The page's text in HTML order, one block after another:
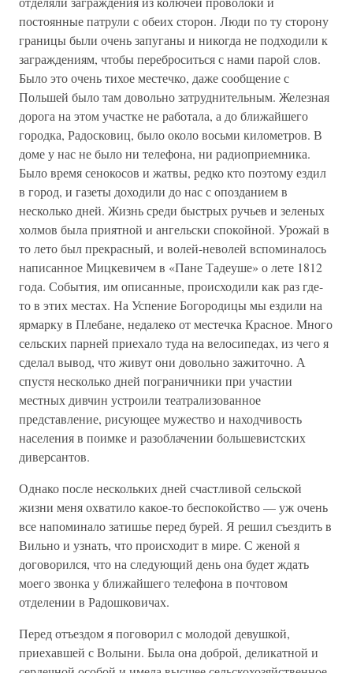
постоянные патрули с обеих сторон. Люди по ту сторону
границы были очень запуганы и никогда не подходили к
заграждениям, чтобы переброситься с нами парой слов.
Было это очень тихое местечко, даже сообщение с
Польшей было там довольно затруднительным. Железная
дорога на этом участке не работала, а до ближайшего
городка, Радосковиц, было около восьми километров. В
доме у нас не было ни телефона, ни радиоприемника.
Было время сенокосов и жатвы, редко кто поэтому ездил
в город, и газеты доходили до нас с опозданием в
несколько дней. Жизнь среди быстрых ручьев и зеленых
холмов была приятной и ангельски спокойной. Урожай в
то лето был прекрасный, и волей-неволей вспоминалось
написанное Мицкевичем в «Пане Тадеуше» о лете 1812
года. События, им описанные, происходили как раз где-
то в этих местах. На Успение Богородицы мы ездили на
ярмарку в Плебане, недалеко от местечка Красное. Много
сельских парней приехало туда на велосипедах, из чего я
сделал вывод, что живут они довольно зажиточно. А
спустя несколько дней пограничники при участии
местных дивчин устроили театрализованное
представление, рисующее мужество и находчивость
населения в поимке и разоблачении большевистских
диверсантов.
Однако после нескольких дней счастливой сельской
жизни меня охватило какое-то беспокойство — уж очень
все напоминало затишье перед бурей. Я решил съездить в
Вильно и узнать, что происходит в мире. С женой я
договорился, что на следующий день она будет ждать
моего звонка у ближайшего телефона в почтовом
отделении в Радошковичах.
Перед отъездом я поговорил с молодой девушкой,
приехавшей с Волыни. Была она доброй, деликатной и